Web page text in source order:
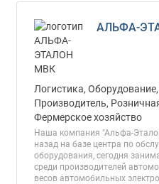
АЛЬФА-
Логистика,
Производитель,
Фермерское хозяйство
Наша компания "Альфа-
назад на базе центра по
оборудования, сегодня
среди производителей
весов автомобильных